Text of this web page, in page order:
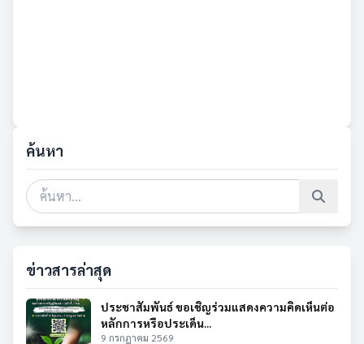
ค้นหา
ข่าวสารล่าสุด
ประชาสัมพันธ์ ขอเชิญร่วมแสดงความคิดเห็นต่อ
หลักการหรือประเด็น...
9 กรกฎาคม 2569